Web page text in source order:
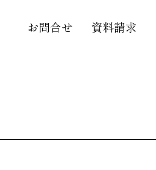
お問合せ 資料請求